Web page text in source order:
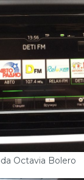
Octavia Bolero